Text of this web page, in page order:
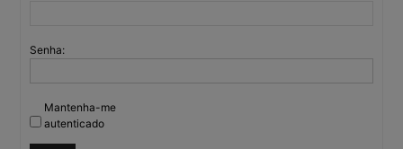
Senha:
Mantenha-me
autenticado